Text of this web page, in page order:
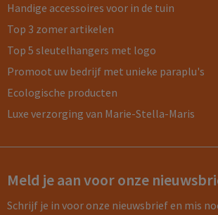
Handige accessoires voor in de tuin
Top 3 zomer artikelen
Top 5 sleutelhangers met logo
Promoot uw bedrijf met unieke paraplu's
Ecologische producten
Luxe verzorging van Marie-Stella-Maris
Meld je aan voor onze
Schrijf je in voor onze nieuwsbrief en mis